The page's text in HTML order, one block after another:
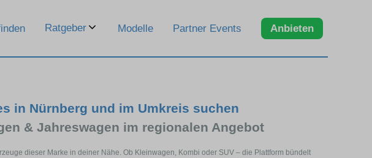
Ratgeber Modelle Partner Events Anbieten
in Nürnberg und im Umkreis suchen
& Jahreswagen im regionalen Angebot
dieser Marke in deiner Nähe. Ob Kleinwagen, Kombi oder SUV – die Plattform bündelt